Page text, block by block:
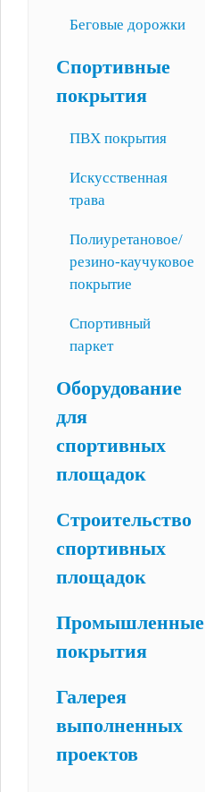
Беговые дорожки
Спортивные
покрытия
ПВХ покрытия
Искусственная
трава
Полиуретановое/
резино-каучуковое
покрытие
Спортивный
паркет
Оборудование
для
спортивных
площадок
Строительство
спортивных
площадок
Промышленные
покрытия
Галерея
выполненных
проектов